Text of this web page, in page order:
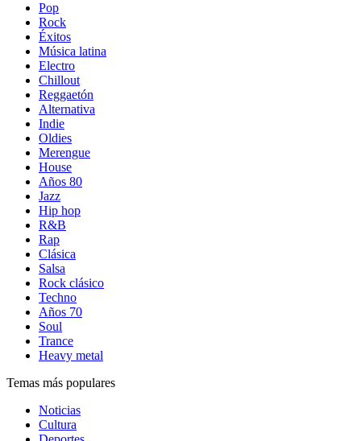
Pop
Rock
Éxitos
Música latina
Electro
Chillout
Reggaetón
Alternativa
Indie
Oldies
Merengue
House
Años 80
Jazz
Hip hop
R&B
Rap
Clásica
Salsa
Rock clásico
Techno
Años 70
Soul
Trance
Heavy metal
Temas más populares
Noticias
Cultura